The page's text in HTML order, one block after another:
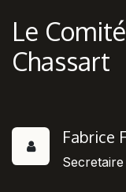
Le
Chassart
Fabrice
Secretaire